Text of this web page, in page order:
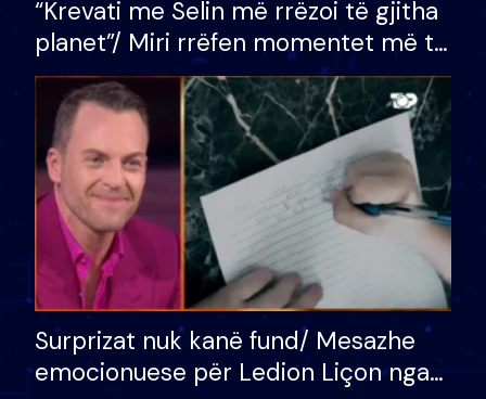
“Krevati me Selin më rrëzoi të gjitha
planet”/ Miri rrëfen momentet më të
bukura në shtëpinë e BB VIP: Do më
mungojë zilja e mëngjesit kur…
Surprizat nuk kanë fund/ Mesazhe
emocionuese për Ledion Liçon nga